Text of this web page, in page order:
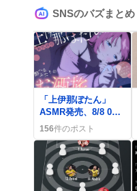
SNSのバズまとめ
「上伊那ぼたん」
ASMR発売、8/8 0時
からファン歓喜「最
高‼️」
156件のポスト